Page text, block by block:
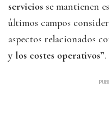
servicios se mantienen
últimos campos
aspectos relacionados
y los costes operativos”.